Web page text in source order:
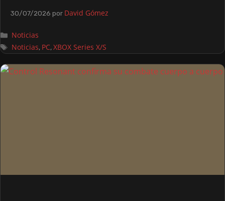
30/07/2026 por David Gómez
Noticias
Noticias, PC,XBOX Series X/S